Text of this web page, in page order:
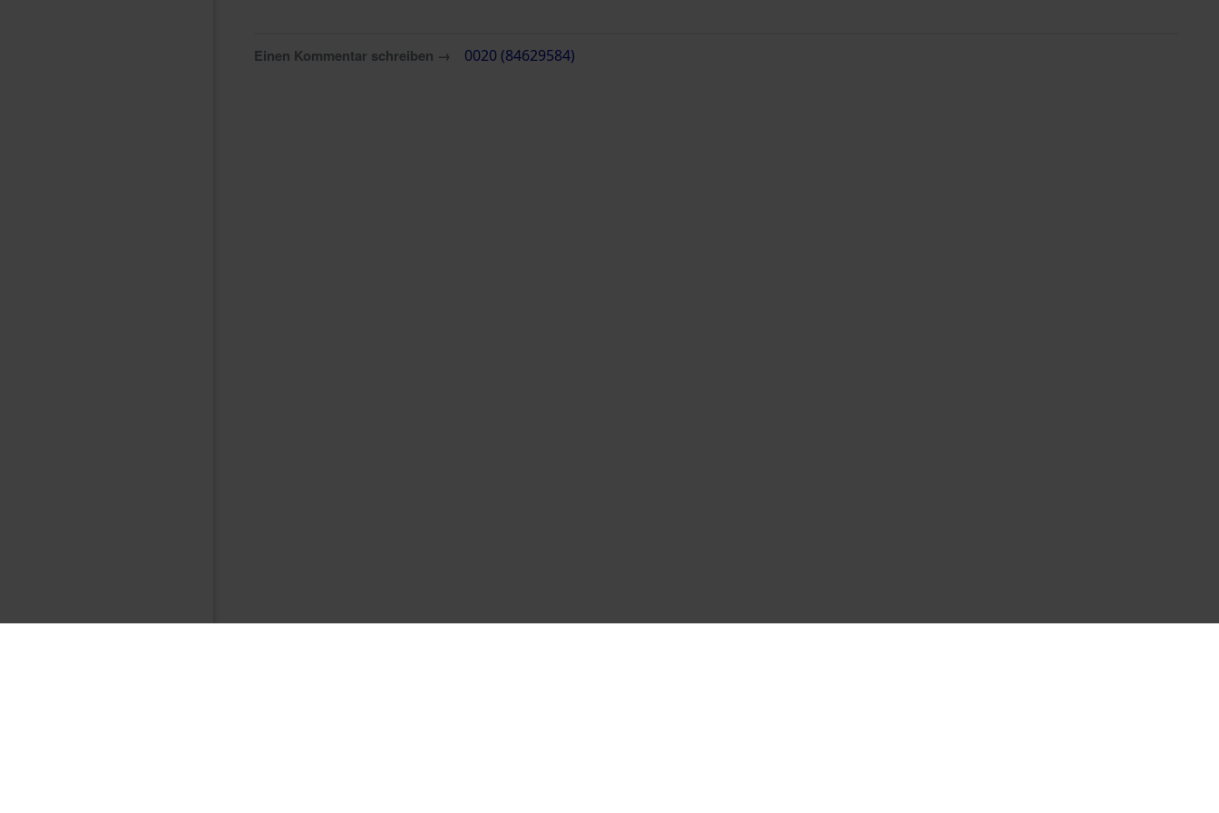
Einen Kommentar schreiben → 0020 (84629584)